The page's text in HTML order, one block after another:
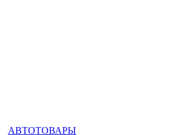
АВТОТОВАРЫ